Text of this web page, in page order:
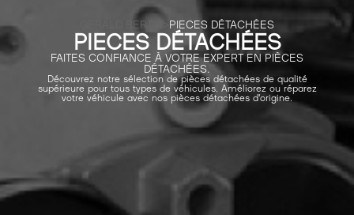
GERALD BERTIN PIECES DÉTACHÉES
PIECES DÉTACHÉES
FAITES CONFIANCE À VOTRE EXPERT EN PIÈCES
DÉTACHÉES.
Découvrez notre sélection de pièces détachées de qualité
supérieure pour tous types de véhicules. Améliorez ou réparez
votre véhicule avec nos pièces détachées d'origine.